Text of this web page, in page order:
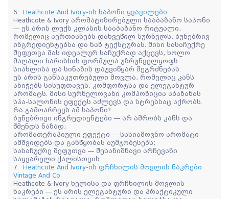
6.
Heathcote And Ivory-ის საპონი ყვავილები
Heathcote & Ivory არომატიზირებული სააბაზანო საპონი
— ეს არის ლუქს კლასის სააბაზანო რიტუალი,
რომელიც აერთიანებს დახვეწილ სურნელს, ბუნებრივ
ინგრედიენტებსა და ნაზ ტექსტურას. მისი სასაჩუქრე
შეფუთვა მას იდეალურ საჩუქრად აქცევს, ხოლო
მაღალი ხარისხის ფორმულა უზრუნველყოფს
სიახლისა და სინაზის დაუვიწყარ შეგრძნებას.
ეს არის განსაკუთრებული მოვლა, რომელიც კანს
ანიჭებს სისუფთავეს, კომფორტსა და ელეგანტურ
არომატს. მისი სურნელოვანი კომპოზიცია აბაზანას
სპა-სალონის ეფექტს აძლევს და სტრესსაც აქრობს.
რა გამოარჩევს ამ საპონი?
ბუნებრივი ინგრედიენტები — არ აშრობს კანს და
წმენდს ნაზად;
არომათერაპიული ეფექტი — სასიამოვნო არომატი
ამშვიდებს და განწყობას აუმჯობესებს;
სასაჩუქრე შეფუთვა — შესანიშნავი არჩევანი
საყვარელი ქალისთვის.
7.
Heathcote And Ivory-ის ფრჩხილის მოვლის ნაკრები
Vintage And Co
Heathcote & Ivory ხელისა და ფრჩხილის მოვლის
ნაკრები — ეს არის ელეგანტური და პრაქტიკული